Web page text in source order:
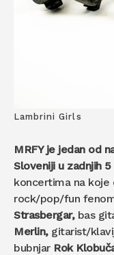
Lambrini Girls
MRFY je jedan od
Sloveniji u zadnjih
koncertima na koje
rock/pop/fun
Strasbergar, bas
Merlin,gitarist/
bubnjar Rok